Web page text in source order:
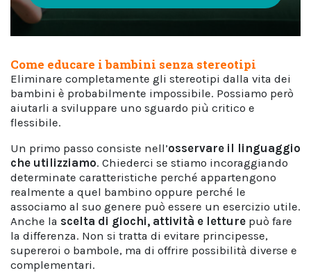
Come educare i bambini senza stereotipi
Eliminare completamente gli stereotipi dalla vita dei
bambini è probabilmente impossibile. Possiamo però
aiutarli a sviluppare uno sguardo più critico e
flessibile.
Un primo passo consiste nell’osservare il linguaggio
che utilizziamo. Chiederci se stiamo incoraggiando
determinate caratteristiche perché appartengono
realmente a quel bambino oppure perché le
associamo al suo genere può essere un esercizio utile.
Anche la scelta di giochi, attività e letture può fare
la differenza. Non si tratta di evitare principesse,
supereroi o bambole, ma di offrire possibilità diverse e
complementari.